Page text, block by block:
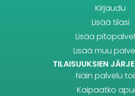
Kirjaudu
Lisää tilasi
Lisää
Lisää muu
TILAISUUKSIEN
Näin palvelu
Kaipaatko